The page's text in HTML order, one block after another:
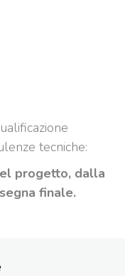
tecniche:
progetto, dalla
finale.